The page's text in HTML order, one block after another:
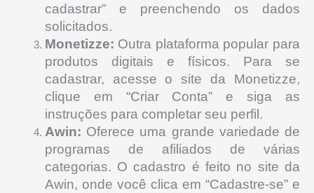
cadastrar” e preenchendo os dados
solicitados.
Monetizze: Outra plataforma popular para
produtos digitais e físicos. Para se
cadastrar, acesse o site da Monetizze,
clique em “Criar Conta” e siga as
instruções para completar seu perfil.
Awin: Oferece uma grande variedade de
programas de afiliados de várias
categorias. O cadastro é feito no site da
Awin, onde você clica em “Cadastre-se” e